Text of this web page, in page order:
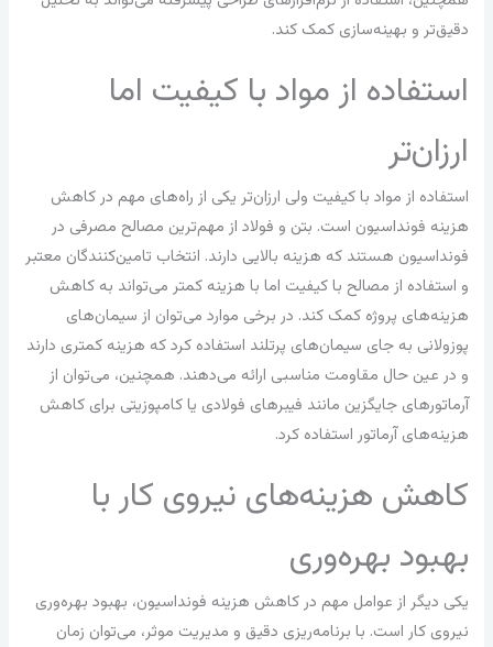
دقیق‌تر و بهینه‌سازی کمک کند.
استفاده از مواد با کیفیت اما
ارزان‌تر
استفاده از مواد با کیفیت ولی ارزان‌تر یکی از راه‌های مهم در کاهش
هزینه فونداسیون است. بتن و فولاد از مهم‌ترین مصالح مصرفی در
فونداسیون هستند که هزینه بالایی دارند. انتخاب تامین‌کنندگان معتبر
و استفاده از مصالح با کیفیت اما با هزینه کمتر می‌تواند به کاهش
هزینه‌های پروژه کمک کند. در برخی موارد می‌توان از سیمان‌های
پوزولانی به جای سیمان‌های پرتلند استفاده کرد که هزینه کمتری دارند
و در عین حال مقاومت مناسبی ارائه می‌دهند. همچنین، می‌توان از
آرماتورهای جایگزین مانند فیبرهای فولادی یا کامپوزیتی برای کاهش
هزینه‌های آرماتور استفاده کرد.
کاهش هزینه‌های نیروی کار با
بهبود بهره‌وری
یکی دیگر از عوامل مهم در کاهش هزینه فونداسیون، بهبود بهره‌وری
نیروی کار است. با برنامه‌ریزی دقیق و مدیریت موثر، می‌توان زمان